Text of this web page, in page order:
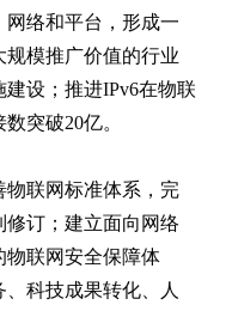
络和平台，形成一
模推广价值的行业
设；推进IPv6在物联
突破20亿。
物联网标准体系，完
修订；建立面向网络
物联网安全保障体
科技成果转化、人